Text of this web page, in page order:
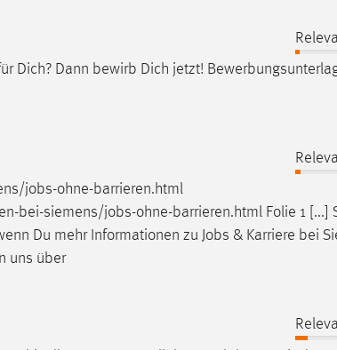
Dich? Dann bewirb Dich jetzt!
jobs-ohne-barrieren.html
bei-siemens/jobs-ohne-barrieren.html Folie 1 [...]
Du mehr Informationen zu Jobs & Karriere bei
uns über